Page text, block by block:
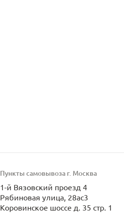
Пункты самовывоза г. Москва
1-й Вязовский проезд 4
Рябиновая улица, 28ас3
Коровинское шоссе д. 35 стр. 1